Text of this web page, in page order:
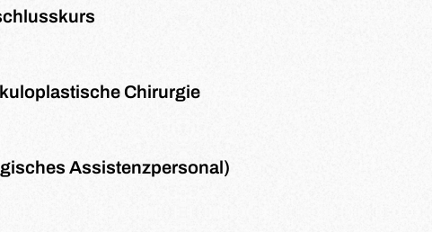
Chirurgie
Assistenzpersonal)